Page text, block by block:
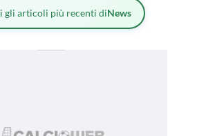
gli articoli più recenti diNews